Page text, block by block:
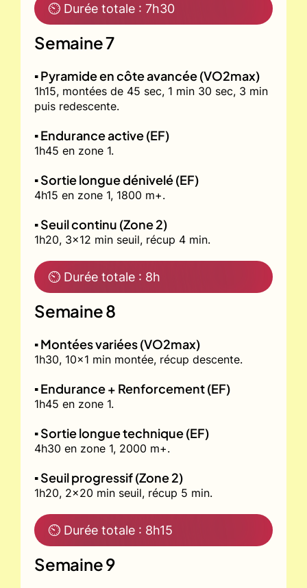
⏲ Durée totale : 7h30
Semaine 7
▪️ Pyramide en côte avancée (VO2max)
1h15, montées de 45 sec, 1 min 30 sec, 3 min
puis redescente.
▪️ Endurance active (EF)
1h45 en zone 1.
▪️ Sortie longue dénivelé (EF)
4h15 en zone 1, 1800 m+.
▪️ Seuil continu (Zone 2)
1h20, 3x12 min seuil, récup 4 min.
⏲ Durée totale : 8h
Semaine 8
▪️ Montées variées (VO2max)
1h30, 10x1 min montée, récup descente.
▪️ Endurance + Renforcement (EF)
1h45 en zone 1.
▪️ Sortie longue technique (EF)
4h30 en zone 1, 2000 m+.
▪️ Seuil progressif (Zone 2)
1h20, 2x20 min seuil, récup 5 min.
⏲ Durée totale : 8h15
Semaine 9